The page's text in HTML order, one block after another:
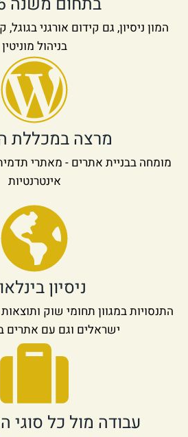
המון ניסיון, גם קידום אורגני בגוגל,
בניהול מוניטין
מרצה במכללת
מומחה בבניית אתרים - מאתרי
אינטרנטיות
ניסיון
התנסויות במגוון תחומי שוק
ישראלים וגם עם אתרים
עבודה מול כל סוגי